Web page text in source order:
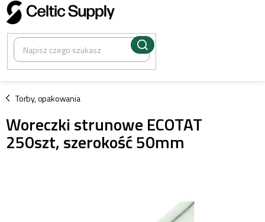
Przejść
do
treści
Torby, opakowania
/
Woreczki strunowe ECOTAT
250szt, szerokość 50mm